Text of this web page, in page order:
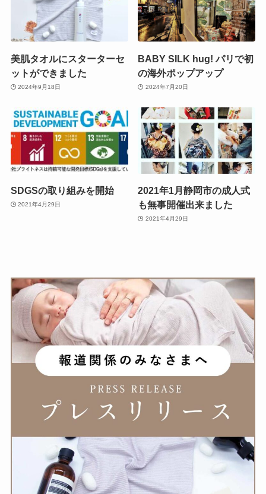
美肌タオルにスターターセ
ットができました
2024年9月18日
BABY SILK hug! パリで初
の海外ポップアップ
2024年7月20日
SDGSの取り組みを開始
2021年4月29日
2021年1月静岡市の成人式
も無事開催出来ました
2021年4月29日